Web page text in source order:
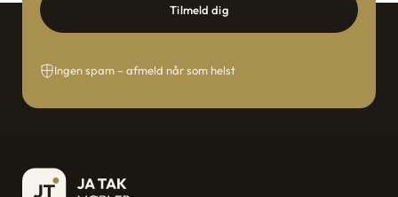
Tilmeld dig
Ingen spam – afmeld når som helst